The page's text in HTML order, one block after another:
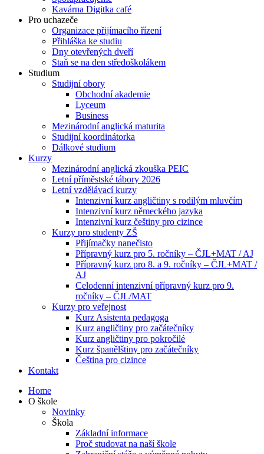
Kavárna Digitka café
Pro uchazeče
Organizace přijímacího řízení
Přihláška ke studiu
Dny otevřených dveří
Staň se na den středoškolákem
Studium
Studijní obory
Obchodní akademie
Lyceum
Business
Mezinárodní anglická maturita
Studijní koordinátorka
Dálkové studium
Kurzy
Mezinárodní anglická zkouška PEIC
Letní příměstské tábory 2026
Letní vzdělávací kurzy
Intenzivní kurz angličtiny s rodilým mluvčím
Intenzivní kurz německého jazyka
Intenzivní kurz češtiny pro cizince
Kurzy pro studenty ZŠ
Přijímačky nanečisto
Přípravný kurz pro 5. ročníky – ČJL+MAT / AJ
Přípravný kurz pro 8. a 9. ročníky – ČJL+MAT /
AJ
Celodenní intenzivní přípravný kurz pro 9.
ročníky – ČJL/MAT
Kurzy pro veřejnost
Kurz Asistenta pedagoga
Kurz angličtiny pro začátečníky
Kurz angličtiny pro pokročilé
Kurz španělštiny pro začátečníky
Čeština pro cizince
Kontakt
Home
O škole
Novinky
Škola
Základní informace
Proč studovat na naší škole